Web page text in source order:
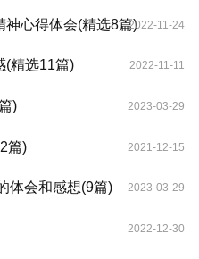
神心得体会(精选8篇)2022-11-24
(精选11篇) 2022-11-11
) 2023-03-29
篇) 2021-12-15
体会和感想(9篇) 2023-03-29
2022-12-30